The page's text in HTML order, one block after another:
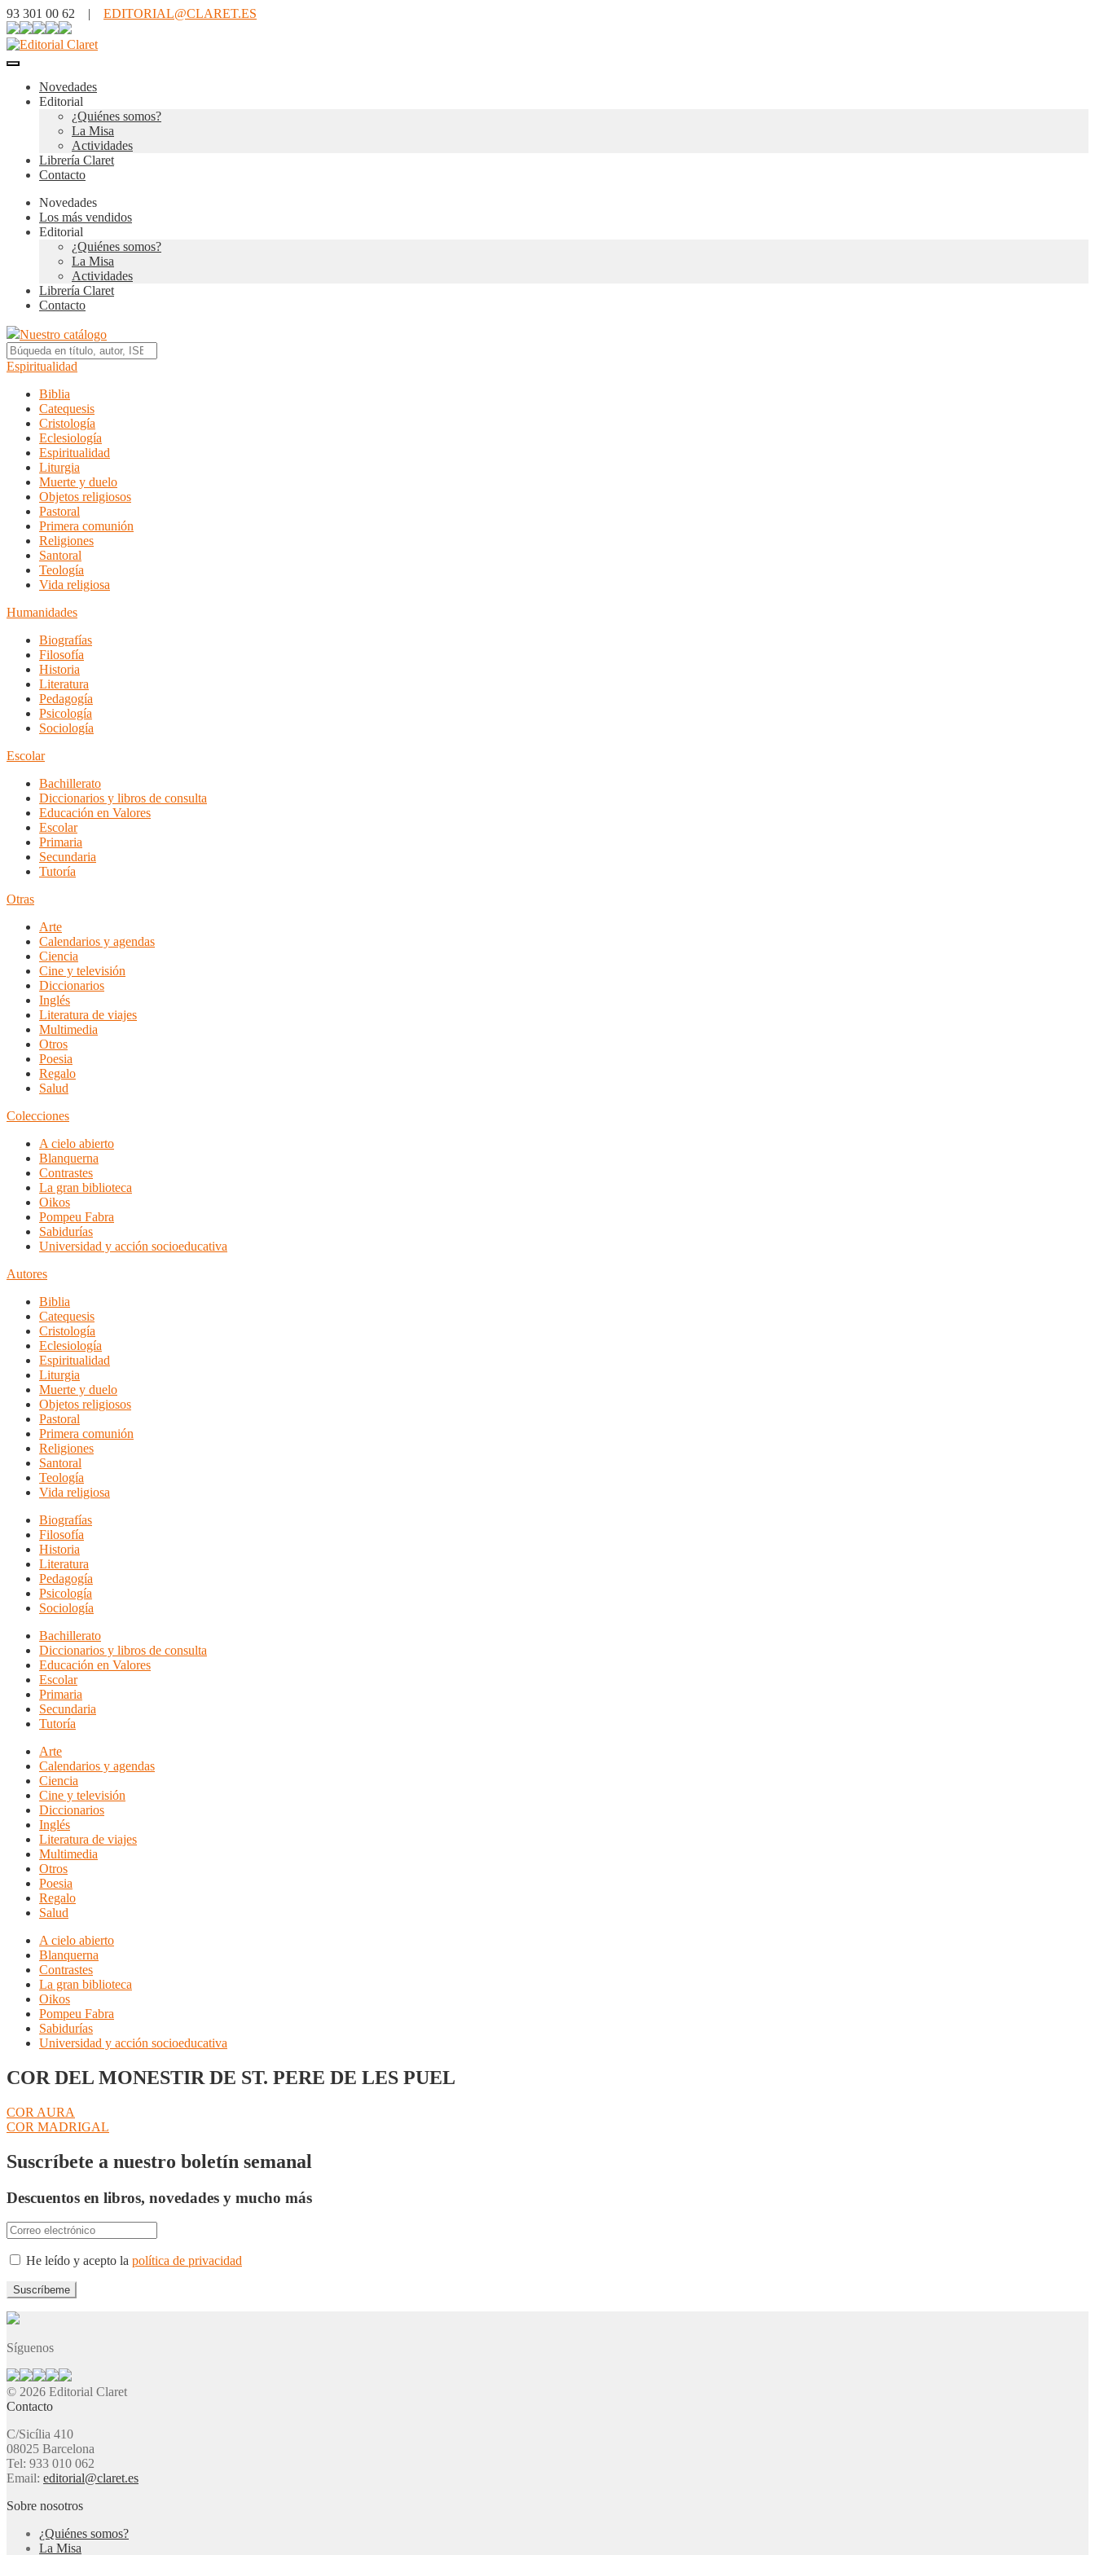
93 301 00 62 | EDITORIAL@CLARET.ES
Novedades
Editorial
¿Quiénes somos?
La Misa
Actividades
Librería Claret
Contacto
Novedades
Los más vendidos
Editorial
¿Quiénes somos?
La Misa
Actividades
Librería Claret
Contacto
Nuestro catálogo
Espiritualidad
Biblia
Catequesis
Cristología
Eclesiología
Espiritualidad
Liturgia
Muerte y duelo
Objetos religiosos
Pastoral
Primera comunión
Religiones
Santoral
Teología
Vida religiosa
Humanidades
Biografías
Filosofía
Historia
Literatura
Pedagogía
Psicología
Sociología
Escolar
Bachillerato
Diccionarios y libros de consulta
Educación en Valores
Escolar
Primaria
Secundaria
Tutoría
Otras
Arte
Calendarios y agendas
Ciencia
Cine y televisión
Diccionarios
Inglés
Literatura de viajes
Multimedia
Otros
Poesia
Regalo
Salud
Colecciones
A cielo abierto
Blanquerna
Contrastes
La gran biblioteca
Oikos
Pompeu Fabra
Sabidurías
Universidad y acción socioeducativa
Autores
Biblia
Catequesis
Cristología
Eclesiología
Espiritualidad
Liturgia
Muerte y duelo
Objetos religiosos
Pastoral
Primera comunión
Religiones
Santoral
Teología
Vida religiosa
Biografías
Filosofía
Historia
Literatura
Pedagogía
Psicología
Sociología
Bachillerato
Diccionarios y libros de consulta
Educación en Valores
Escolar
Primaria
Secundaria
Tutoría
Arte
Calendarios y agendas
Ciencia
Cine y televisión
Diccionarios
Inglés
Literatura de viajes
Multimedia
Otros
Poesia
Regalo
Salud
A cielo abierto
Blanquerna
Contrastes
La gran biblioteca
Oikos
Pompeu Fabra
Sabidurías
Universidad y acción socioeducativa
COR DEL MONESTIR DE ST. PERE DE LES PUEL
Navegación
de
entradas
Anterior:
COR AURA
Siguiente:
COR MADRIGAL
Suscríbete a nuestro boletín semanal
Descuentos en libros, novedades y mucho más
He leído y acepto la política de privacidad
Síguenos
© 2026 Editorial Claret
Contacto
C/Sicília 410
08025 Barcelona
Tel: 933 010 062
Email: editorial@claret.es
Sobre nosotros
¿Quiénes somos?
La Misa